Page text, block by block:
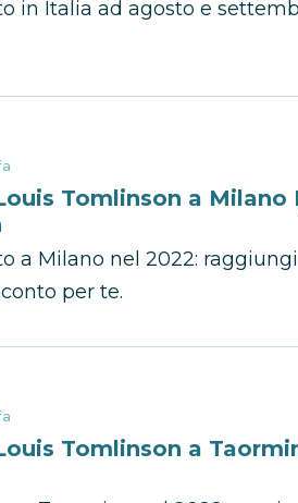
in Italia ad agosto e
Tomlinson a
a Milano nel 2022:
per te.
Tomlinson a